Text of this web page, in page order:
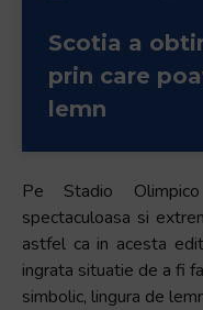
Scotia a
prin care
lemn
Pe Stadio
spectaculoasa si
astfel ca in acesta
ingrata situatie de a fi
simbolic, lingura de